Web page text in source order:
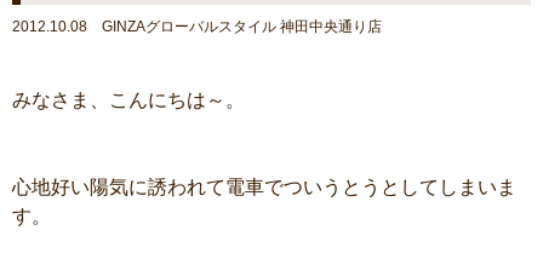
2012.10.08 GINZAグローバルスタイル 神田中央通り店
みなさま、こんにちは～。
心地好い陽気に誘われて電車でついうとうとしてしまいま
す。